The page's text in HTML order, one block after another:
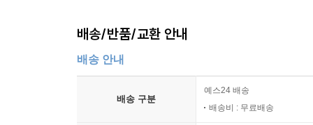
배송/반품/교환 안내
배송 안내
배송 구분
예스24 배송
배송비 : 무료배송